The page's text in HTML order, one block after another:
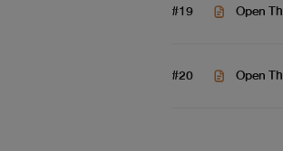
#19 Open
#20 Open